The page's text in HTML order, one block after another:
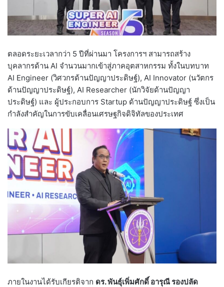
ตลอดระยะเวลากว่า 5 ปีที่ผ่านมา โครงการฯ สามารถสร้าง
บุคลากรด้าน AI จำนวนมากเข้าสู่ภาคอุตสาหกรรม ทั้งในบทบาท
AI Engineer (วิศวกรด้านปัญญาประดิษฐ์), AI Innovator (นวัตกร
ด้านปัญญาประดิษฐ์), AI Researcher (นักวิจัยด้านปัญญา
ประดิษฐ์) และ ผู้ประกอบการ Startup ด้านปัญญาประดิษฐ์ ซึ่งเป็น
กำลังสำคัญในการขับเคลื่อนเศรษฐกิจดิจิทัลของประเทศ
ภายในงานได้รับเกียรติจาก ดร. พันธุ์เพิ่มศักดิ์ อารุณี รองปลัด